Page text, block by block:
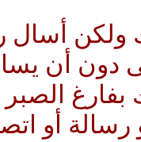
ولكن
دون أن
الصبر
رسالة أو